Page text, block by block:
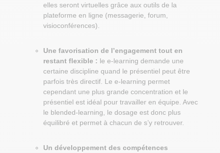
elles seront virtuelles grâce aux outils de la
plateforme en ligne (messagerie, forum,
visioconférences).
Une favorisation de l’engagement tout en
restant flexible : le e-learning demande une
certaine discipline quand le présentiel peut être
parfois très directif. Le e-learning permet
cependant une plus grande concentration et le
présentiel est idéal pour travailler en équipe. Avec
le blended-learning, le dosage est donc plus
équilibré et permet à chacun de s’y retrouver.
Un développement des compétences